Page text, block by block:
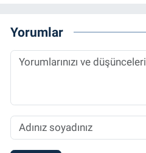
Yorumlar